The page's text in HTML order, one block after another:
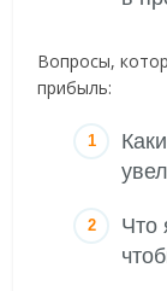
Вопросы,
прибыль:
Что